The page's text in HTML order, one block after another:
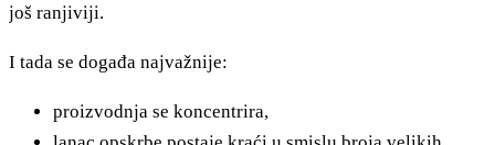
još ranjiviji.
I tada se događa najvažnije:
proizvodnja se koncentrira,